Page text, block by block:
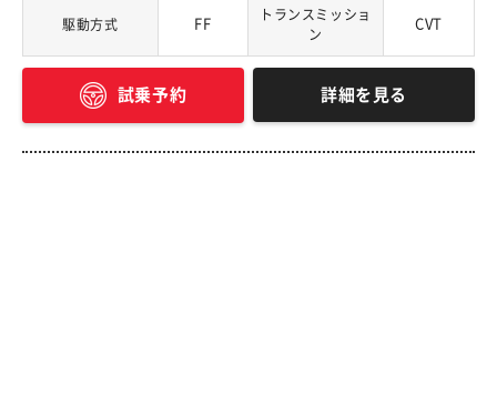
駆動方式 FF
トランスミッショ
ン
CVT
試乗予約 詳細を見る